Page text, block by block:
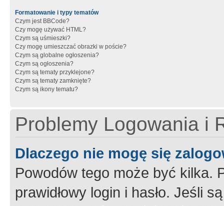
Formatowanie i typy tematów
Czym jest BBCode?
Czy mogę używać HTML?
Czym są uśmieszki?
Czy mogę umieszczać obrazki w poście?
Czym są globalne ogłoszenia?
Czym są ogłoszenia?
Czym są tematy przyklejone?
Czym są tematy zamknięte?
Czym są ikony tematu?
Problemy Logowania i
Dlaczego nie mogę się
Powodów tego może być kilka.
prawidłowy login i hasło. Jeśli